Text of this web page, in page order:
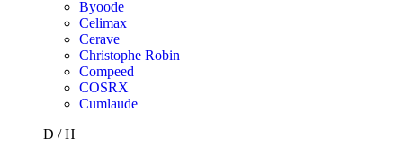
Byoode
Celimax
Cerave
Christophe Robin
Compeed
COSRX
Cumlaude
D / H